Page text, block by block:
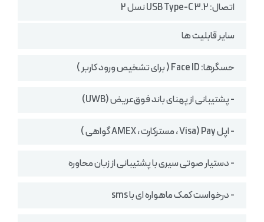
اتصال: USB Type-C 3.2 نسل 2
سایر قابلیت ها
حسگرها: Face ID ( برای تشخیص ورود کاربر )
- پشتیبانی از پهنای باند فوق‌عریض (UWB)
- اپل Pay (Visa ، مسترکارت ، AMEX گواهی )
- دستیار صوتی سیری با پشتیبانی از زبان محاوره
- درخواست کمک ماهواره ای با sms